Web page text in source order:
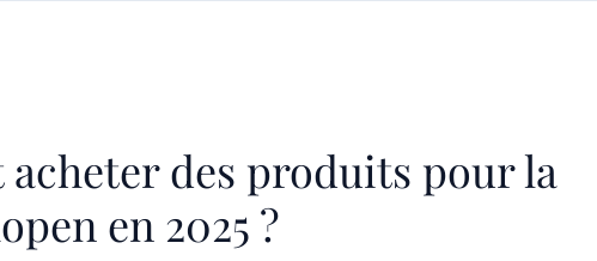
des produits pour la
en 2025 ?